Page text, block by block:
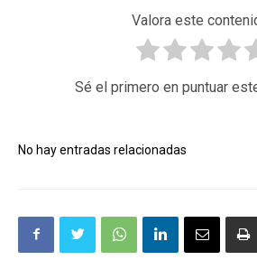
Valora este
Sé el primero en puntuar
No hay entradas relacionadas